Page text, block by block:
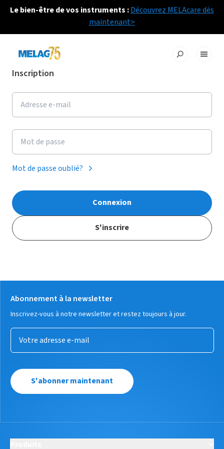
Le bien-être de vos instruments :Découvrez MELAcare dès
maintenant>
Inscription
Mot de passe oublié?
Connexion
S'inscrire
Abonnement à la newsletter
Inscrivez-vous à notre newsletter et restez toujours à jour.
S'abonner maintenant